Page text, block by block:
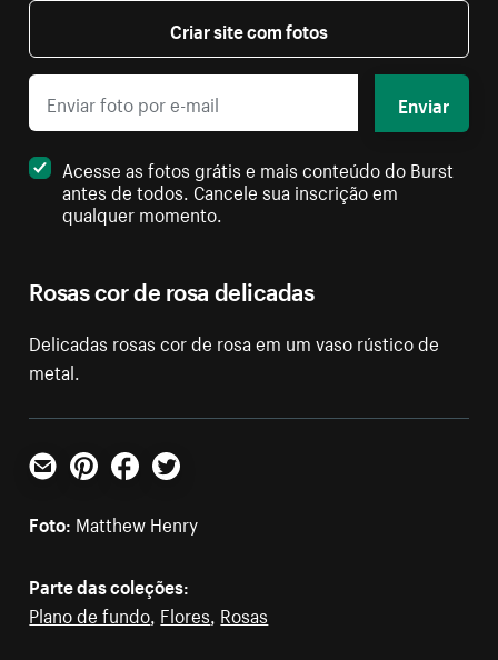
Rosas cor de rosa delicadas
Delicadas rosas cor de rosa em um vaso rústico de
metal.
Criar site com fotos
Enviar
Acesse as fotos grátis e mais conteúdo do Burst
antes de todos. Cancele sua inscrição em
qualquer momento.
E-mailPinterestFacebookTwitter
Foto: Matthew Henry
Parte das coleções:
Plano de fundo, Flores, Rosas